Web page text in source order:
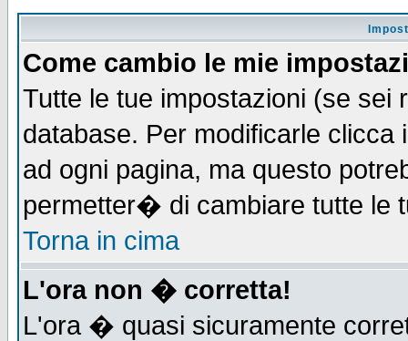
Come cambio le mie
Tutte le tue impostazioni (se sei
database. Per modificarle clicca
ad ogni pagina, ma questo
permetter� di cambiare tutte le
Torna in cima
L'ora non � corretta!
L'ora � quasi sicuramente